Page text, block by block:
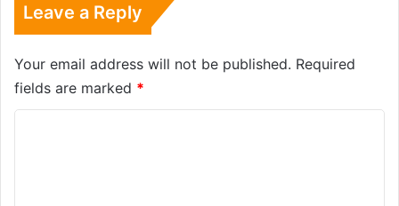
Leave a Reply
Your email address will not be published. Required
fields are marked *